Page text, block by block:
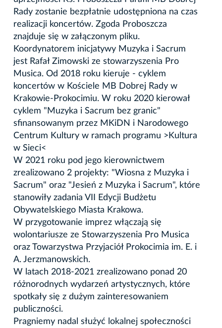
Rady zostanie bezpłatnie udostępniona na czas
realizacji koncertów. Zgoda Proboszcza
znajduje się w załączonym pliku.
Koordynatorem inicjatywy Muzyka i Sacrum
jest Rafał Zimowski ze stowarzyszenia Pro
Musica. Od 2018 roku kieruje - cyklem
koncertów w Kościele MB Dobrej Rady w
Krakowie-Prokocimiu. W roku 2020 kierował
cyklem "Muzyka i Sacrum bez granic"
sfinansowanym przez MKiDN i Narodowego
Centrum Kultury w ramach programu >Kultura
w Sieci<
W 2021 roku pod jego kierownictwem
zrealizowano 2 projekty: "Wiosna z Muzyka i
Sacrum" oraz "Jesień z Muzyka i Sacrum", które
stanowiły zadania VII Edycji Budżetu
Obywatelskiego Miasta Krakowa.
W przygotowanie imprez włączają się
wolontariusze ze Stowarzyszenia Pro Musica
oraz Towarzystwa Przyjaciół Prokocimia im. E. i
A. Jerzmanowskich.
W latach 2018-2021 zrealizowano ponad 20
różnorodnych wydarzeń artystycznych, które
spotkały się z dużym zainteresowaniem
publiczności.
Pragniemy nadal służyć lokalnej społeczności